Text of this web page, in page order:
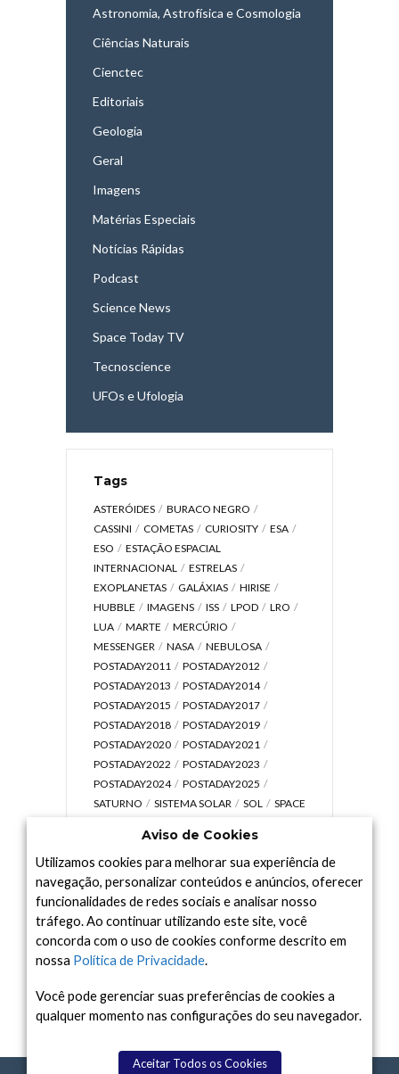
Astronomia, Astrofísica e Cosmologia
Ciências Naturais
Cienctec
Editoriais
Geologia
Geral
Imagens
Matérias Especiais
Notícias Rápidas
Podcast
Science News
Space Today TV
Tecnoscience
UFOs e Ufologia
Tags
ASTERÓIDES
BURACO NEGRO
CASSINI
COMETAS CURIOSITY
ESA
ESO
ESTAÇÃO ESPACIAL
INTERNACIONAL
ESTRELAS
EXOPLANETAS
GALÁXIAS
HIRISE
HUBBLE
IMAGENS ISS LPOD
LRO
LUA
MARTE
MERCÚRIO
MESSENGER
NASA
NEBULOSA
POSTADAY2011
POSTADAY2012
POSTADAY2013
POSTADAY2014
POSTADAY2015
POSTADAY2017
POSTADAY2018
POSTADAY2019
POSTADAY2020
POSTADAY2021
POSTADAY2022
POSTADAY2023
POSTADAY2024
POSTADAY2025
SATURNO
SISTEMA SOLAR SOL
SPACE
UNIVERSO
VÍDEO
Arquivo
Arquivo
Aviso de Cookies
Utilizamos cookies para melhorar sua experiência de
navegação, personalizar conteúdos e anúncios, oferecer
funcionalidades de redes sociais e analisar nosso
tráfego. Ao continuar utilizando este site, você
concorda com o uso de cookies conforme descrito em
nossa Política de Privacidade.
Você pode gerenciar suas preferências de cookies a
qualquer momento nas configurações do seu navegador.
Aceitar Todos os Cookies